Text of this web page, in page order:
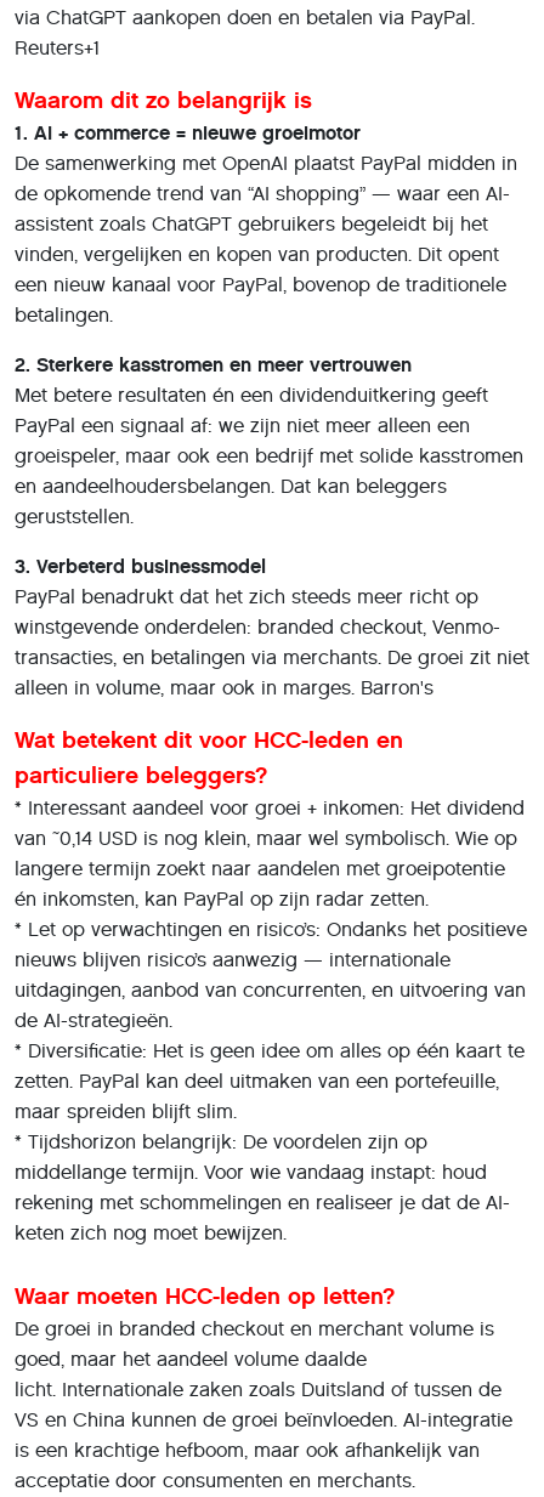
via ChatGPT aankopen doen en betalen via PayPal.
Reuters+1
Waarom dit zo belangrijk is
1. AI + commerce = nieuwe groeimotor
De samenwerking met OpenAI plaatst PayPal midden in
de opkomende trend van “AI shopping” — waar een AI-
assistent zoals ChatGPT gebruikers begeleidt bij het
vinden, vergelijken en kopen van producten. Dit opent
een nieuw kanaal voor PayPal, bovenop de traditionele
betalingen.
2. Sterkere kasstromen en meer vertrouwen
Met betere resultaten én een dividenduitkering geeft
PayPal een signaal af: we zijn niet meer alleen een
groeispeler, maar ook een bedrijf met solide kasstromen
en aandeelhoudersbelangen. Dat kan beleggers
geruststellen.
3. Verbeterd businessmodel
PayPal benadrukt dat het zich steeds meer richt op
winstgevende onderdelen: branded checkout, Venmo-
transacties, en betalingen via merchants. De groei zit niet
alleen in volume, maar ook in marges. Barron's
Wat betekent dit voor HCC-leden en
particuliere beleggers?
* Interessant aandeel voor groei + inkomen: Het dividend
van ~0,14 USD is nog klein, maar wel symbolisch. Wie op
langere termijn zoekt naar aandelen met groeipotentie
én inkomsten, kan PayPal op zijn radar zetten.
* Let op verwachtingen en risico’s: Ondanks het positieve
nieuws blijven risico’s aanwezig — internationale
uitdagingen, aanbod van concurrenten, en uitvoering van
de AI-strategieën.
* Diversificatie: Het is geen idee om alles op één kaart te
zetten. PayPal kan deel uitmaken van een portefeuille,
maar spreiden blijft slim.
* Tijdshorizon belangrijk: De voordelen zijn op
middellange termijn. Voor wie vandaag instapt: houd
rekening met schommelingen en realiseer je dat de AI-
keten zich nog moet bewijzen.
Waar moeten HCC-leden op letten?
De groei in branded checkout en merchant volume is
goed, maar het aandeel volume daalde
licht. Internationale zaken zoals Duitsland of tussen de
VS en China kunnen de groei beïnvloeden. AI-integratie
is een krachtige hefboom, maar ook afhankelijk van
acceptatie door consumenten en merchants.